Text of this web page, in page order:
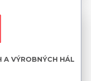
A VÝROBNÝCH HÁL